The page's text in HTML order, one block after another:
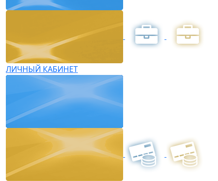
ЛИЧНЫЙ КАБИНЕТ